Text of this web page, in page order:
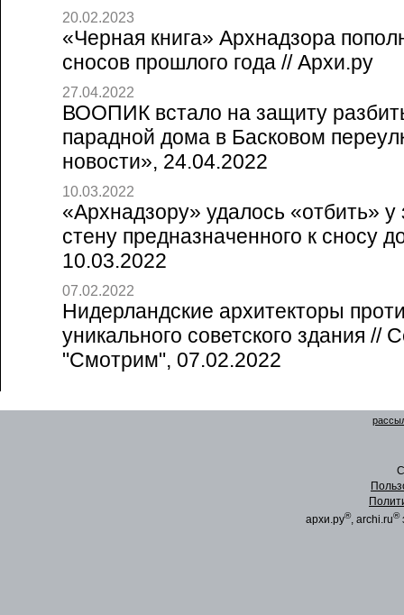
20.02.2023
«Черная книга» Архнадзора
сносов прошлого года // Архи.ру
27.04.2022
ВООПИК встало на защиту
парадной дома в Басковом
новости», 24.04.2022
10.03.2022
«Архнадзору» удалось «отбить»
стену предназначенного к сносу
10.03.2022
07.02.2022
Нидерландские архитекторы
уникального советского здания //
"Смотрим", 07.02.2022
архи.ру®, archi.ru®